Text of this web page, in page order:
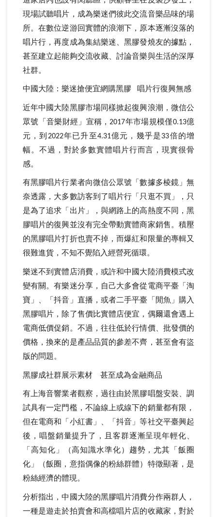
現場試聽唱片，成為樂迷們彼此交流音樂品味的場
所。在數位逆游回實體的浪潮下，原本逐漸沒落的
唱片行，再度成為集結樂迷、黑膠發燒友的據點，
甚至建立起能夠交流收藏、討論音樂與生活的深厚
社群。
中國大陸：樂迷搶便宜網購黑膠 唱片行復興無感
近年中國大陸黑膠市場同樣掀起復興浪潮，微信公
眾號「音樂財經」宣稱， 2017年市場規模僅0.13億
元，到 2022年已升至4.31億元，幾乎是33倍的增
幅。不過，對於多數實體唱片行而言，現實很骨
感。
有黑膠唱片行業者向微信公眾號「數據多棱鏡」無
奈透露，大多數訪客到了唱片行「只逛不買」，只
是為了追求「出片」，與網路上的高熱度不同，黑
膠唱片的復興並沒有完全帶動實體商家銷售。積壓
的黑膠唱片打折也賣不掉，而爆紅和限量的專輯又
很難進貨，不知不覺陷入經營死循環。
樂迷不到實體店消費，或許和中國大陸消費模式改
變有關。有樂迷分享，自己大多會從電商平臺「淘
寶」、「抖音」直播，或者二手平臺「閒魚」購入
黑膠唱片，除了售價比實體店便宜，偶爾還會遇上
電商低價促銷。不過，往往低於行情價、批發價的
價格，換來的是產品品質的參差不齊，甚至會有盜
版的問題。
黑膠成社群展示素材 甚至成為金融商品
有上海音響業者觀察，過往由於黑膠唱盤安裝、調
試具有一定門檻，不論線上或線下的銷量都有限，
但在電商和「小紅書」、「抖音」等社交平臺興起
後，唱盤銷量提升了，且客群逐漸呈現年輕化、
「高知化」（高知識水準化）趨勢，尤其「飯圈
化」（飯圈，意指偶像的粉絲群體）特徵顯著，是
粉絲經濟的體現。
分析指出，中國大陸的黑膠唱片消費分作兩群人，
一種是遊走於拍賣會和高檔唱片店的收藏家，對於